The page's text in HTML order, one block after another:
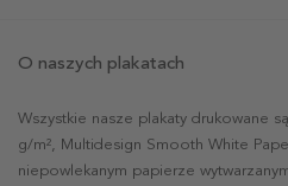
O naszych plakatach
Wszystkie nasze plakaty drukowane
g/m², Multidesign Smooth White
niepowlekanym papierze